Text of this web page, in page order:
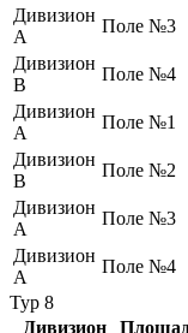
Дивизион
А
Поле №3
Дивизион
B
Поле №4
Дивизион
А
Поле №1
Дивизион
B
Поле №2
Дивизион
А
Поле №3
Дивизион
А
Поле №4
Тур 8
Дивизион